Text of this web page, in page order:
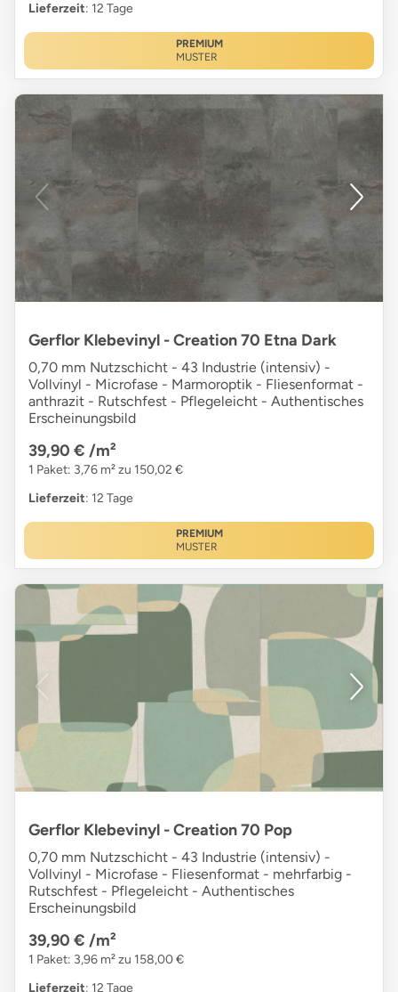
Lieferzeit: 12 Tage
PREMIUM
MUSTER
Gerflor Klebevinyl - Creation 70 Etna Dark
0,70 mm Nutzschicht - 43 Industrie (intensiv) -
Vollvinyl - Microfase - Marmoroptik - Fliesenformat -
anthrazit - Rutschfest - Pflegeleicht - Authentisches
Erscheinungsbild
39,90 € /m²
1 Paket: 3,76 m² zu 150,02 €
Lieferzeit: 12 Tage
PREMIUM
MUSTER
Gerflor Klebevinyl - Creation 70 Pop
0,70 mm Nutzschicht - 43 Industrie (intensiv) -
Vollvinyl - Microfase - Fliesenformat - mehrfarbig -
Rutschfest - Pflegeleicht - Authentisches
Erscheinungsbild
39,90 € /m²
1 Paket: 3,96 m² zu 158,00 €
Lieferzeit: 12 Tage